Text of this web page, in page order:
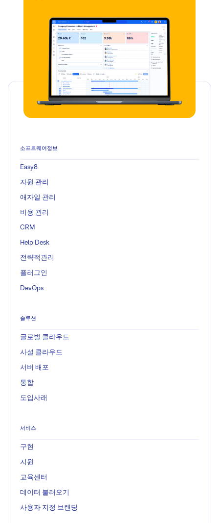
소프트웨어정보
Easy8
자원 관리
애자일 관리
비용 관리
CRM
Help Desk
전략적관리
플러그인
DevOps
솔루션
글로벌 클라우드
사설 클라우드
서버 배포
통합
도입사래
서비스
구현
지원
교육센터
데이터 불러오기
사용자 지정 브랜딩